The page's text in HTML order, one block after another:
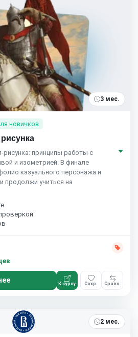
3 мес.
новичков
принципы работы с
и изометрией. В финале
казуального персонажа и
продолжи учиться на
К курсу Сохр. Сравн.
2 мес.